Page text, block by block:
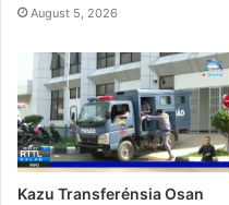
August 5, 2026
Kazu Transferénsia Osan